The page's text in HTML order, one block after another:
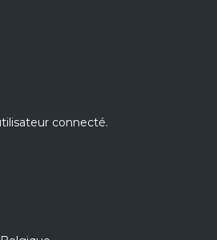
connecté.